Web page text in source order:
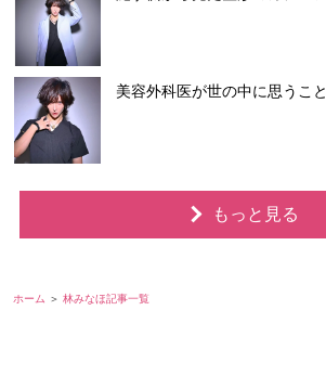
美容外科医が世の中に思うこと
もっと見る
ホーム 林みなほ記事一覧